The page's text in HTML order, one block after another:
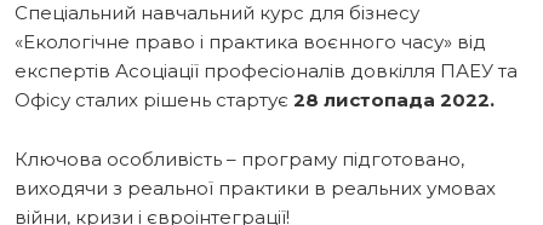
Спеціальний навчальний курс для бізнесу
«Екологічне право і практика воєнного часу» від
експертів Асоціації професіоналів довкілля ПАЕУ та
Офісу сталих рішень стартує 28 листопада 2022.
Ключова особливість – програму підготовано,
виходячи з реальної практики в реальних умовах
війни, кризи і євроінтеграції!